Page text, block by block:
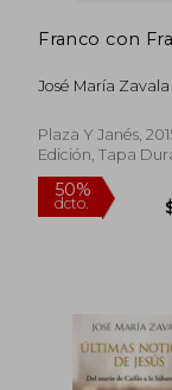
Franco con
José María Zavala
Plaza Y Janés,
Edición, Tapa